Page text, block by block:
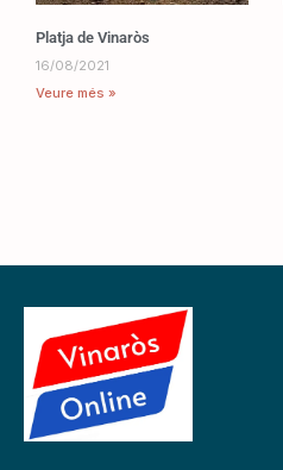
Platja de Vinaròs
16/08/2021
Veure més »